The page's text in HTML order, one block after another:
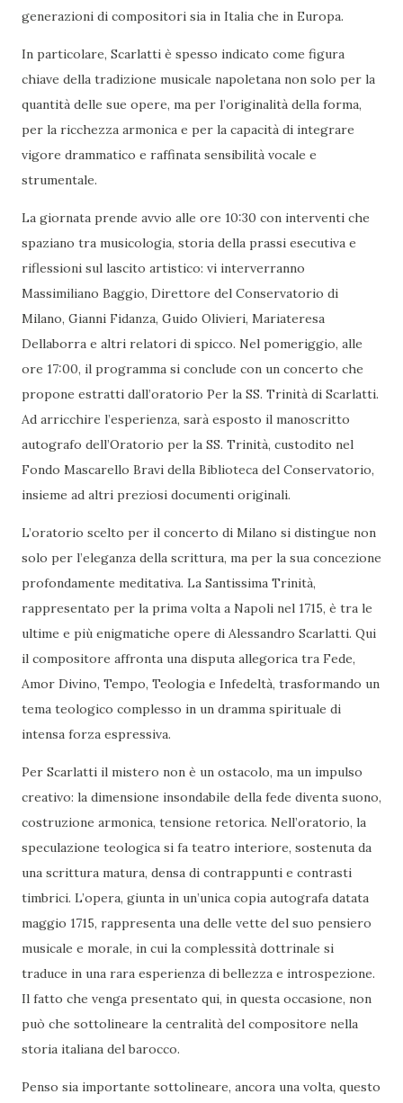
generazioni di compositori sia in Italia che in Europa.
In particolare, Scarlatti è spesso indicato come figura
chiave della tradizione musicale napoletana non solo per la
quantità delle sue opere, ma per l’originalità della forma,
per la ricchezza armonica e per la capacità di integrare
vigore drammatico e raffinata sensibilità vocale e
strumentale.
La giornata prende avvio alle ore 10:30 con interventi che
spaziano tra musicologia, storia della prassi esecutiva e
riflessioni sul lascito artistico: vi interverranno
Massimiliano Baggio, Direttore del Conservatorio di
Milano, Gianni Fidanza, Guido Olivieri, Mariateresa
Dellaborra e altri relatori di spicco. Nel pomeriggio, alle
ore 17:00, il programma si conclude con un concerto che
propone estratti dall’oratorio Per la SS. Trinità di Scarlatti.
Ad arricchire l’esperienza, sarà esposto il manoscritto
autografo dell’Oratorio per la SS. Trinità, custodito nel
Fondo Mascarello Bravi della Biblioteca del Conservatorio,
insieme ad altri preziosi documenti originali.
L’oratorio scelto per il concerto di Milano si distingue non
solo per l’eleganza della scrittura, ma per la sua concezione
profondamente meditativa. La Santissima Trinità,
rappresentato per la prima volta a Napoli nel 1715, è tra le
ultime e più enigmatiche opere di Alessandro Scarlatti. Qui
il compositore affronta una disputa allegorica tra Fede,
Amor Divino, Tempo, Teologia e Infedeltà, trasformando un
tema teologico complesso in un dramma spirituale di
intensa forza espressiva.
Per Scarlatti il mistero non è un ostacolo, ma un impulso
creativo: la dimensione insondabile della fede diventa suono,
costruzione armonica, tensione retorica. Nell’oratorio, la
speculazione teologica si fa teatro interiore, sostenuta da
una scrittura matura, densa di contrappunti e contrasti
timbrici. L’opera, giunta in un’unica copia autografa datata
maggio 1715, rappresenta una delle vette del suo pensiero
musicale e morale, in cui la complessità dottrinale si
traduce in una rara esperienza di bellezza e introspezione.
Il fatto che venga presentato qui, in questa occasione, non
può che sottolineare la centralità del compositore nella
storia italiana del barocco.
Penso sia importante sottolineare, ancora una volta, questo